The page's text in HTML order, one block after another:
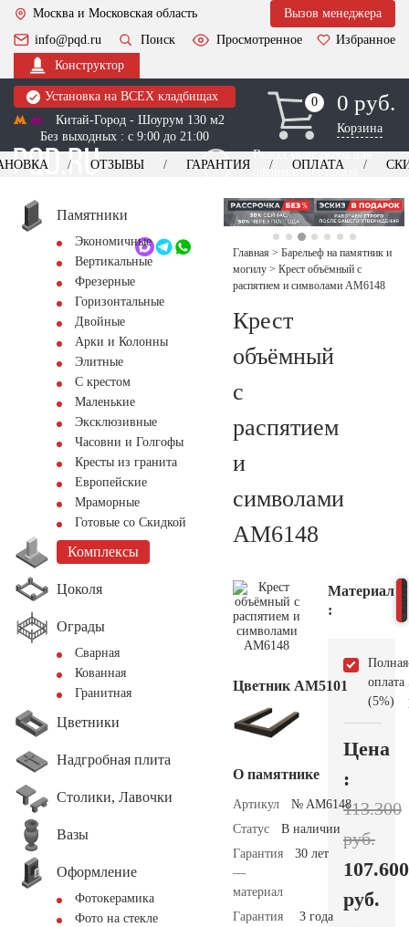
Москва и Московская область
Вызов менеджера
info@pqd.ru
Поиск Просмотренное
Избранное
Конструктор
Установка на ВСЕХ кладбищах
Китай-Город - Шоурум 130 м2
Без выходных : с 9:00 до 21:00
0
0 0 руб.
Корзина
Выезд менеджера для
оформления заказа
+7 (495) 518-44-23
Обратный звонок
ОТЗЫВЫ ГАРАНТИЯ ОПЛАТА
Памятники
Экономичные
Вертикальные
Фрезерные
Горизонтальные
Двойные
Арки и Колонны
Элитные
С крестом
Маленькие
Эксклюзивные
Часовни и Голгофы
Кресты из гранита
Европейские
Мраморные
Готовые со Скидкой
Комплексы
Цоколя
Ограды
Сварная
Кованная
Гранитная
Цветники
Надгробная плита
Столики, Лавочки
Вазы
Оформление
Фотокерамика
Фото на стекле
Главная > Барельеф на памятник и
могилу > Крест объёмный с
распятием и символами AM6148
Крест
объёмный
с
распятием
и
символами
AM6148
Цветник АМ5101
О памятнике
Артикул
№ AM6148
Статус
В наличии
Гарантия
—
материал
30 лет
Гарантия
3 года
Материал
:
Полная
оплата
(5%)
Цена
:
113.300
руб.
107.600
руб.